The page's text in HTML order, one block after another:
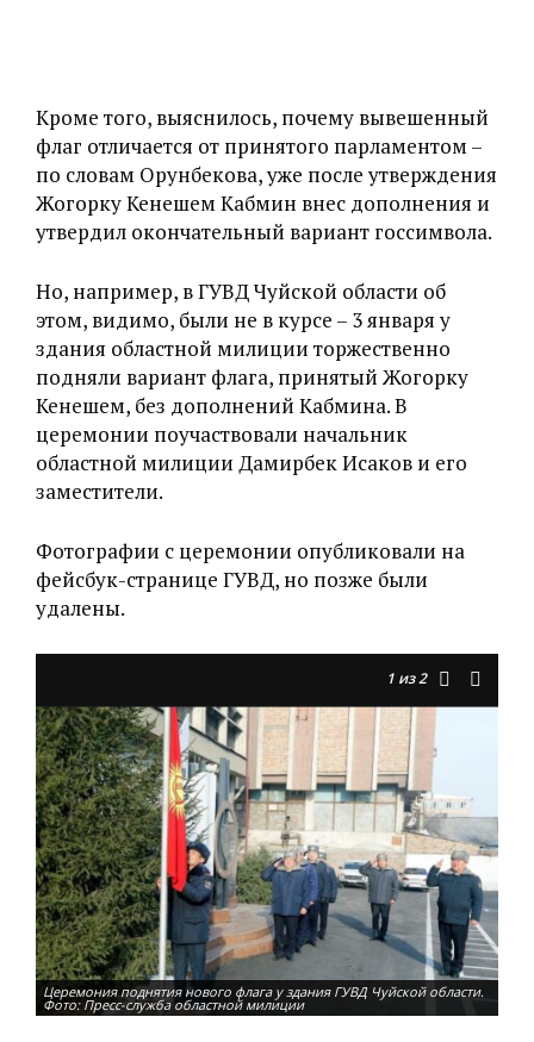
Кроме того, выяснилось, почему вывешенный
флаг отличается от принятого парламентом –
по словам Орунбекова, уже после утверждения
Жогорку Кенешем Кабмин внес дополнения и
утвердил окончательный вариант госсимвола.
Но, например, в ГУВД Чуйской области об
этом, видимо, были не в курсе – 3 января у
здания областной милиции торжественно
подняли вариант флага, принятый Жогорку
Кенешем, без дополнений Кабмина. В
церемонии поучаствовали начальник
областной милиции Дамирбек Исаков и его
заместители.
Фотографии с церемонии опубликовали на
фейсбук-странице ГУВД, но позже были
удалены.
1 из 2
Церемония поднятия нового флага у здания ГУВД Чуйской области.
Фото: Пресс-служба областной милиции